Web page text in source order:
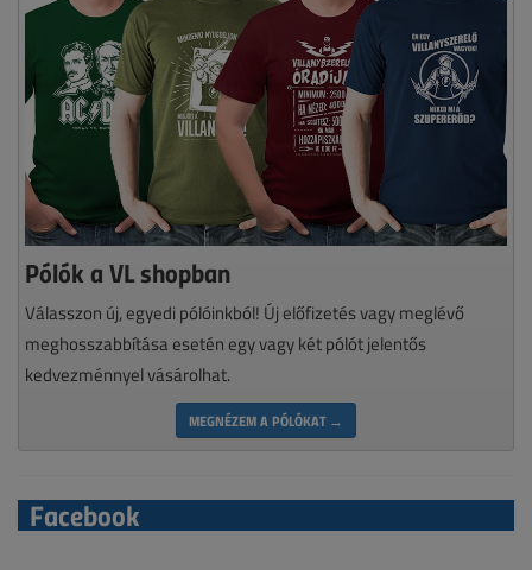
Pólók a VL shopban
Válasszon új, egyedi pólóinkból! Új előfizetés vagy meglévő
meghosszabbítása esetén egy vagy két pólót jelentős
kedvezménnyel vásárolhat.
MEGNÉZEM A PÓLÓKAT →
Facebook